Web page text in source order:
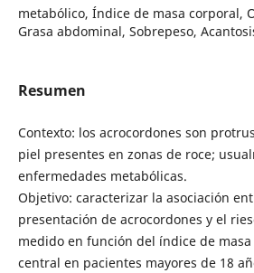
metabólico, Índice de masa corporal,
Grasa abdominal, Sobrepeso,
Resumen
Contexto: los acrocordones son
piel presentes en zonas de roce;
enfermedades metabólicas.
Objetivo: caracterizar la asociación
presentación de acrocordones y el
medido en función del índice de
central en pacientes mayores de 18